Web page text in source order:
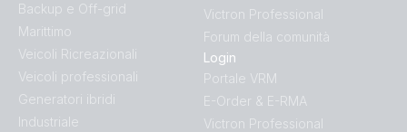
Extra Alternator Zeus regulator
RV with dual MultiPlus-II 5kVA split phase 2x600Ah 24V Li-
NG parallel Lynx Smart BMS-NG Class-T Power In
Distributors Cerbo GX Touch 70 SBP-220 MPPT 100/50
Arco Zeus Alternator Orion XS 1400 12V Li battery
Backup e Off-grid
Marittimo
Veicoli Ricreazionali
Veicoli professionali
Generatori ibridi
Industriale
Victron Professional
Forum della comunità
Login
Portale VRM
E-Order & E-RMA
Victron Professional